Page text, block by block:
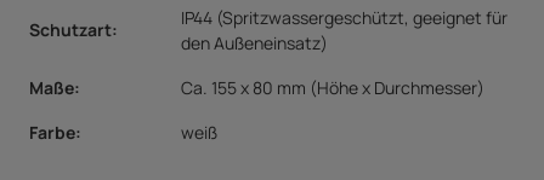
Schutzart:
IP44 (Spritzwassergeschützt, geeignet für
den Außeneinsatz)
Maße:
Ca. 155 x 80 mm (Höhe x Durchmesser)
Farbe:
weiß